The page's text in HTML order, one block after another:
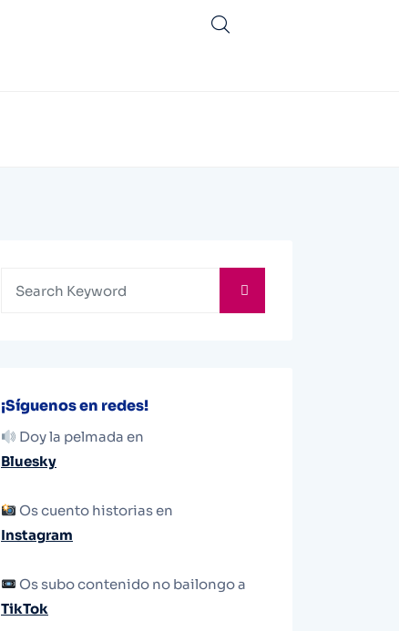
¡Síguenos en redes!
Doy la pelmada en
Bluesky
Os cuento historias en
Instagram
Os subo contenido no bailongo a
TikTok